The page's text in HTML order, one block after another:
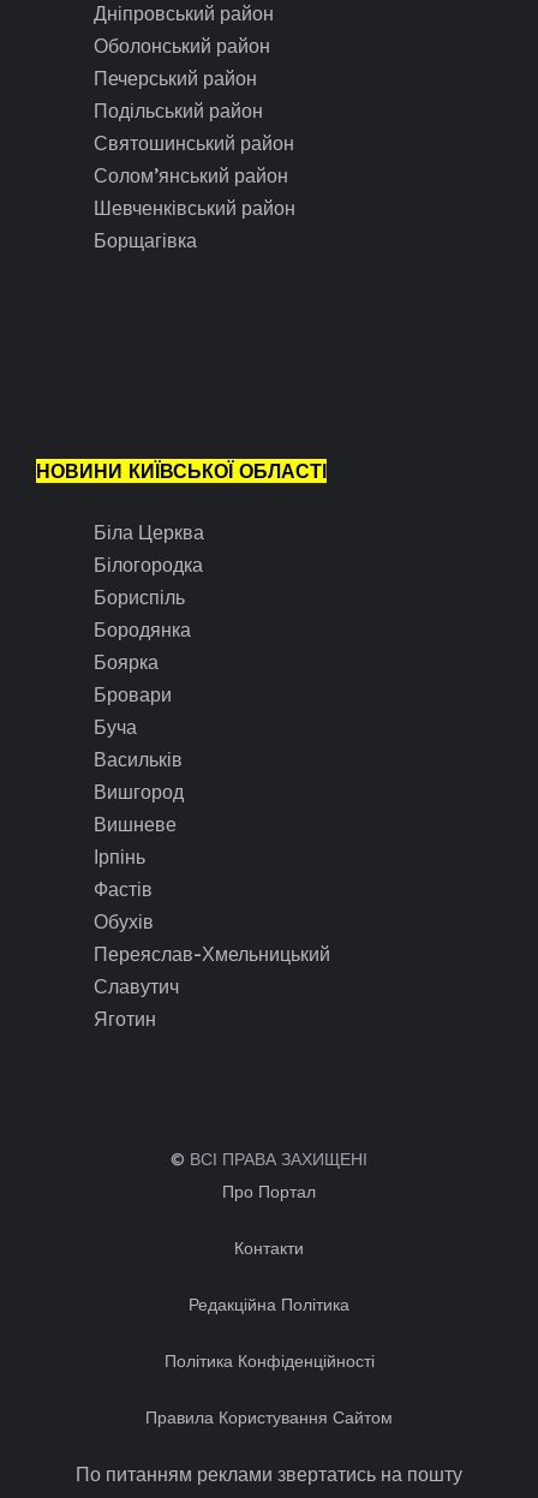
Дніпровський район
Оболонський район
Печерський район
Подільський район
Святошинський район
Солом’янський район
Шевченківський район
Борщагівка
НОВИНИ КИЇВСЬКОЇ ОБЛАСТІ
Біла Церква
Білогородка
Бориспіль
Бородянка
Боярка
Бровари
Буча
Васильків
Вишгород
Вишневе
Ірпінь
Фастів
Обухів
Переяслав-Хмельницький
Славутич
Яготин
© ВСІ ПРАВА ЗАХИЩЕНІ
Про Портал
Контакти
Редакційна Політика
Політика Конфіденційності
Правила Користування Сайтом
По питанням реклами звертатись на пошту